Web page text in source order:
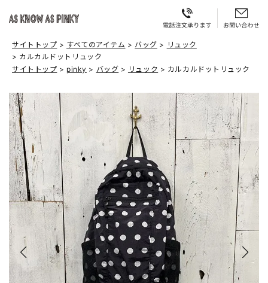
サイトトップ すべてのアイテム バッグ
リュック
カルカルドットリュック
サイトトップ
pinky バッグ リュック カルカルドットリュック